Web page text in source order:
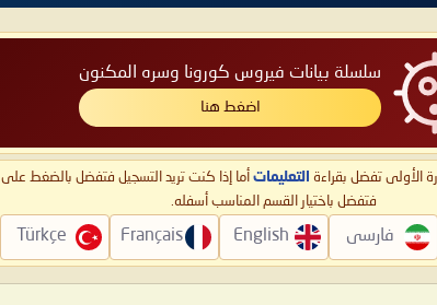
سلسلة بيانات فيروس كورونا وسره المكنون
اضغط هنا
الأولى تفضل بقراءة التعليمات أما إذا كنت تريد التسجيل فتفضل بالضغط على
فتفضل باختيار القسم المناسب أسفله.
فارسی English
Français
Türkçe